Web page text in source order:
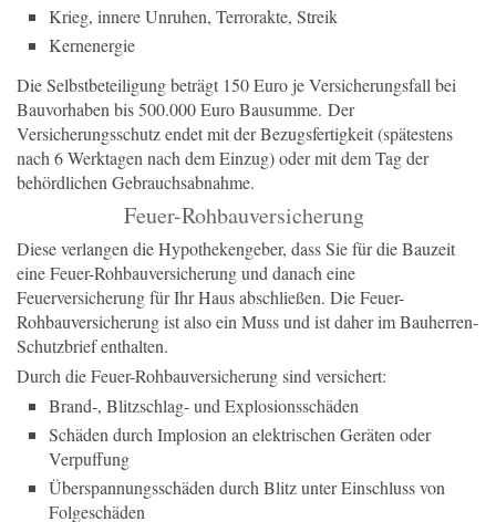
Krieg, innere Unruhen, Terrorakte, Streik
Kernenergie
Die Selbstbeteiligung beträgt 150 Euro je Versicherungsfall bei
Bauvorhaben bis 500.000 Euro Bausumme. Der
Versicherungsschutz endet mit der Bezugsfertigkeit (spätestens
nach 6 Werktagen nach dem Einzug) oder mit dem Tag der
behördlichen Gebrauchsabnahme.
Feuer-Rohbauversicherung
Diese verlangen die Hypothekengeber, dass Sie für die Bauzeit
eine Feuer-Rohbauversicherung und danach eine
Feuerversicherung für Ihr Haus abschließen. Die Feuer-
Rohbauversicherung ist also ein Muss und ist daher im Bauherren-
Schutzbrief enthalten.
Durch die Feuer-Rohbauversicherung sind versichert:
Brand-, Blitzschlag- und Explosionsschäden
Schäden durch Implosion an elektrischen Geräten oder
Verpuffung
Überspannungsschäden durch Blitz unter Einschluss von
Folgeschäden